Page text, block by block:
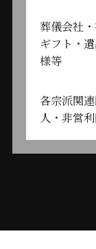
葬儀会社
ギフト・
様等
各宗派関
人・非営